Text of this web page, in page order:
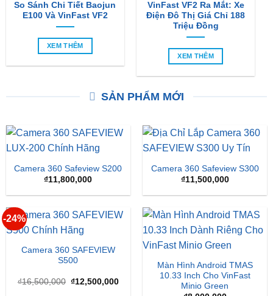
So Sánh Chi Tiết Baojun
E100 Và VinFast VF2
XEM THÊM
VinFast VF2 Ra Mắt: Xe
Điện Đô Thị Giá Chỉ 188
Triệu Đồng
XEM THÊM
SẢN PHẨM MỚI
Camera 360 Safeview S200
₫11,800,000
Camera 360 Safeview S300
₫11,500,000
-24%
Camera 360 SAFEVIEW
S500
₫16,500,000 Giá
₫12,500,000Giá
Màn Hình Android TMAS
10.33 Inch Cho VinFast
Minio Green